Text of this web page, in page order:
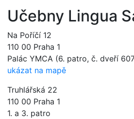
Učebny Lingua
Na Poříčí 12
110 00 Praha 1
Palác YMCA (6. patro, č. dveří
ukázat na mapě
Truhlářská 22
110 00 Praha 1
1. a 3. patro